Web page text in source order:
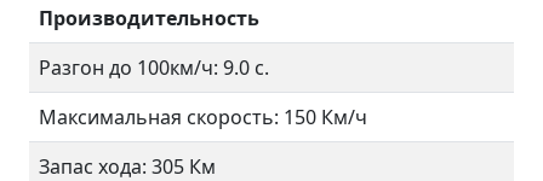
Производительность
Разгон до 100км/ч: 9.0 с.
Максимальная скорость: 150 Км/ч
Запас хода: 305 Км